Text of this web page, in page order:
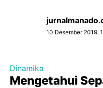
10 Desember 2019,
Dinamika
Mengetahui